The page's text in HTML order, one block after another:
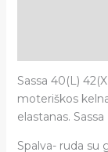
Sassa 40(L)
moteriškos
elastanas.
Spalva- ruda su